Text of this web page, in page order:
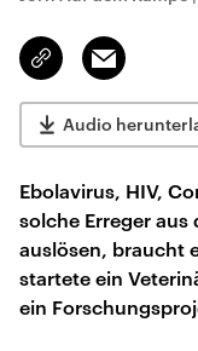
Link
kopieren/teilen
Email
Audio
Ebolavirus, HIV,
solche Erreger aus
auslösen, braucht
startete ein
ein